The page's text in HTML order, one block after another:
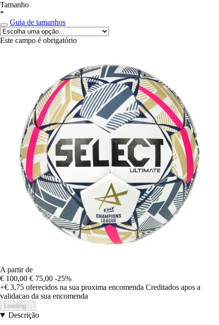
Tamanho
*
Guia de tamanhos
Este campo é obrigatório
A partir de
€ 100,00 € 75,00 -25%
+€ 3,75 oferecidos na sua proxima encomenda Creditados apos a
validacao da sua encomenda
Loading...
Descrição